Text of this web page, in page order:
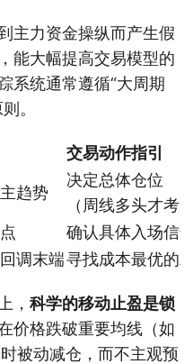
主力资金操纵而产生假
能大幅提高交易模型的
系统通常遵循“大周期
。
交易动作指引
趋势
决定总体仓位
（周线多头才考
确认具体入场信
调末端寻找成本最优的
， 科学的移动止盈是锁
价格跌破重要均线（如
被动减仓，而不主观预